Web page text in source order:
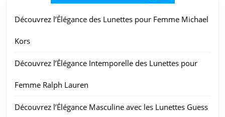
Découvrez l’Élégance des Lunettes pour Femme Michael
Kors
Découvrez l’Élégance Intemporelle des Lunettes pour
Femme Ralph Lauren
Découvrez l’Élégance Masculine avec les Lunettes Guess